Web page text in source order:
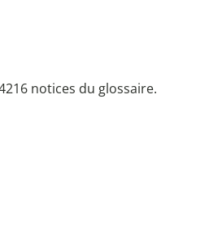
notices du glossaire.